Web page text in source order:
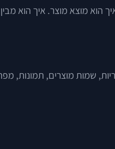
מוצא מוצר. איך הוא
שמות מוצרים, תמונות,